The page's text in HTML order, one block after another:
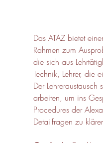
Das ATAZ bietet
Rahmen zum
die sich aus
Technik, Lehrer, die
Der
arbeiten, um ins
Procedures der
Detailfragen zu